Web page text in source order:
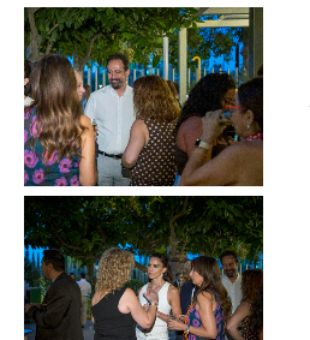
Sin leyenda
Sin leyenda